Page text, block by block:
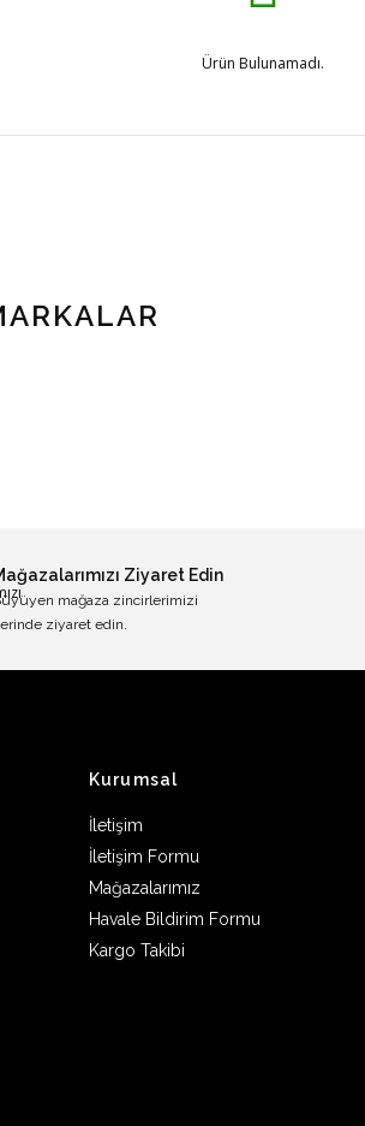
Ürün Bulunamadı.
Ziyaret Edin
mağaza zincirlerimizi
ziyaret edin.
Kurumsal
İletişim
İletişim Formu
Mağazalarımız
Havale Bildirim Formu
Kargo Takibi